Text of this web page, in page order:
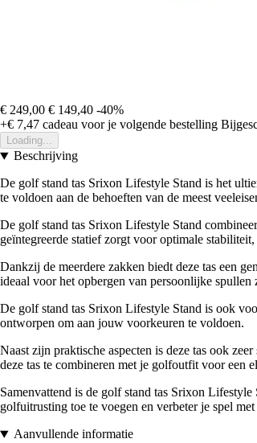
€ 249,00 € 149,40 -40%
+€ 7,47 cadeau voor je volgende bestelling
Loading...
Beschrijving
De golf stand tas Srixon Lifestyle Stand is het
te voldoen aan de behoeften van de meest
De golf stand tas Srixon Lifestyle Stand
geïntegreerde statief zorgt voor optimale
Dankzij de meerdere zakken biedt deze tas een
ideaal voor het opbergen van persoonlijke
De golf stand tas Srixon Lifestyle Stand is ook
ontworpen om aan jouw voorkeuren te voldoen.
Naast zijn praktische aspecten is deze tas ook
deze tas te combineren met je golfoutfit voor een
Samenvattend is de golf stand tas Srixon
golfuitrusting toe te voegen en verbeter je spel
Aanvullende informatie